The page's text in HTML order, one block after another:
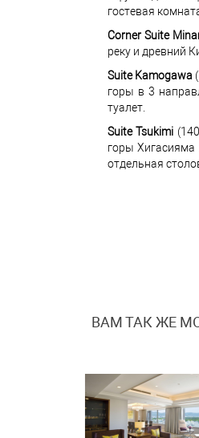
гостевая
Corner Suite
реку и древний
Suite Kamogawa
горы в 3
туалет.
Suite Tsukimi
горы
отдельная
ВАМ ТАК ЖЕ